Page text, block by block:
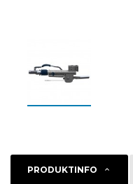
PRODUKTINFO